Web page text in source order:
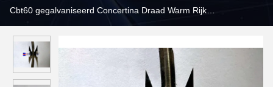
Cbt60 gegalvaniseerd Concertina Draad Warm Rijk